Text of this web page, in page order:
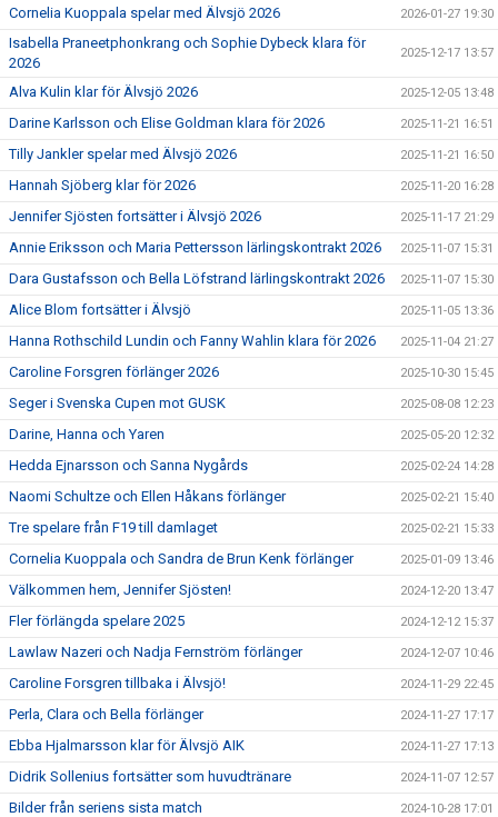
Cornelia Kuoppala spelar med Älvsjö 2026 2026-01-27 19:30
Isabella Praneetphonkrang och Sophie Dybeck klara för
2026
2025-12-17 13:57
Alva Kulin klar för Älvsjö 2026 2025-12-05 13:48
Darine Karlsson och Elise Goldman klara för 2026 2025-11-21 16:51
Tilly Jankler spelar med Älvsjö 2026 2025-11-21 16:50
Hannah Sjöberg klar för 2026 2025-11-20 16:28
Jennifer Sjösten fortsätter i Älvsjö 2026 2025-11-17 21:29
Annie Eriksson och Maria Pettersson lärlingskontrakt 2026 2025-11-07 15:31
Dara Gustafsson och Bella Löfstrand lärlingskontrakt 2026 2025-11-07 15:30
Alice Blom fortsätter i Älvsjö 2025-11-05 13:36
Hanna Rothschild Lundin och Fanny Wahlin klara för 2026 2025-11-04 21:27
Caroline Forsgren förlänger 2026 2025-10-30 15:45
Seger i Svenska Cupen mot GUSK 2025-08-08 12:23
Darine, Hanna och Yaren 2025-05-20 12:32
Hedda Ejnarsson och Sanna Nygårds 2025-02-24 14:28
Naomi Schultze och Ellen Håkans förlänger 2025-02-21 15:40
Tre spelare från F19 till damlaget 2025-02-21 15:33
Cornelia Kuoppala och Sandra de Brun Kenk förlänger 2025-01-09 13:46
Välkommen hem, Jennifer Sjösten! 2024-12-20 13:47
Fler förlängda spelare 2025 2024-12-12 15:37
Lawlaw Nazeri och Nadja Fernström förlänger 2024-12-07 10:46
Caroline Forsgren tillbaka i Älvsjö! 2024-11-29 22:45
Perla, Clara och Bella förlänger 2024-11-27 17:17
Ebba Hjalmarsson klar för Älvsjö AIK 2024-11-27 17:13
Didrik Sollenius fortsätter som huvudtränare 2024-11-07 12:57
Bilder från seriens sista match 2024-10-28 17:01